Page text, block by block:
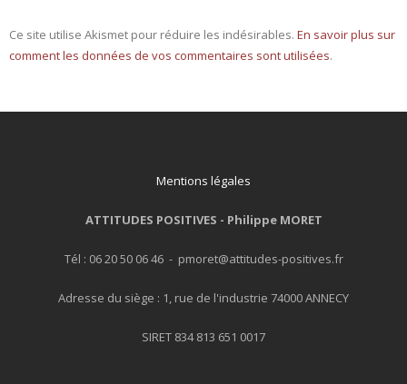
Ce site utilise Akismet pour réduire les indésirables. En savoir plus sur
comment les données de vos commentaires sont utilisées.
Mentions légales
ATTITUDES POSITIVES - Philippe MORET
Tél : 06 20 50 06 46 - pmoret@attitudes-positives.fr
Adresse du siège : 1, rue de l'industrie 74000 ANNECY
SIRET 834 813 651 0017